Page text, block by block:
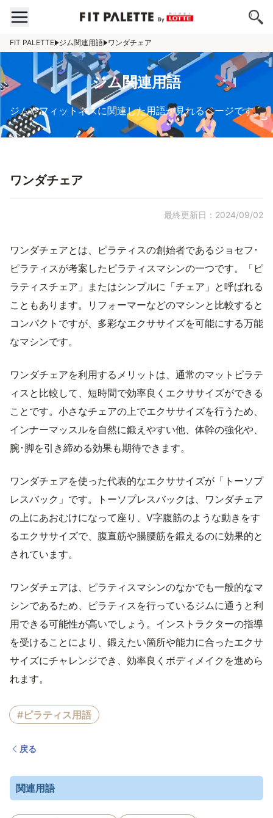
FIT PALETTE ジム関連用語 ワンダチェア
ジム関連用語
ジムやフィットネスに関連した用語が見れるページです。
ワンダチェア
最終更新日：2024/09/02
ワンダチェアとは、ピラティスの創始者であるジョセフ･
ピラティスが考案したピラティスマシンの一つです。「ピ
ラティスチェア」またはシンプルに「チェア」と呼ばれる
こともあります。リフォーマーなどのマシンと比較すると
コンパクトですが、多彩なエクササイズを可能にする万能
なマシンです。
ワンダチェアを利用するメリットは、通常のマットピラテ
ィスと比較して、短時間で効率良くエクササイズができる
ことです。小さなチェアの上でエクササイズを行うため、
インナーマッスルを自然に鍛えやすい他、体幹の強化や、
腕･脚を引き締める効果も期待できます。
ワンダチェアを使った代表的なエクササイズが「トーソプ
レスバック」です。トーソプレスバックは、ワンダチェア
の上にあおむけになって座り、V字腹筋のような動きをす
るエクササイズで、腹直筋や腸腰筋を鍛えるのに効果的と
されています。
ワンダチェアは、ピラティスマシンのなかでも一般的なマ
シンであるため、ピラティスを行っているジムに通うと利
用できる可能性が高いでしょう。インストラクターの指導
を受けることにより、鍛えたい箇所や能力に合ったエクサ
サイズにチャレンジでき、効率良くボディメイクを進めら
れます。
#ピラティス用語
戻る
関連用語